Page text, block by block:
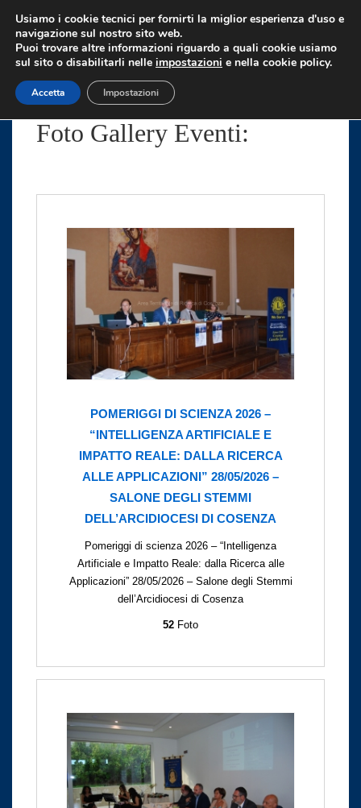
Vai
contenuto
principale
Foto Gallery Eventi:
POMERIGGI DI SCIENZA 2026 –
“INTELLIGENZA ARTIFICIALE E
IMPATTO REALE: DALLA RICERCA
ALLE APPLICAZIONI” 28/05/2026 –
SALONE DEGLI STEMMI
DELL’ARCIDIOCESI DI COSENZA
Pomeriggi di scienza 2026 – “Intelligenza
Artificiale e Impatto Reale: dalla Ricerca alle
Applicazioni” 28/05/2026 – Salone degli Stemmi
dell’Arcidiocesi di Cosenza
52 Foto
Usiamo i cookie tecnici per fornirti la miglior esperienza d'uso e
navigazione sul nostro sito web.
Puoi trovare altre informazioni riguardo a quali cookie usiamo
sul sito o disabilitarli nelle impostazioni e nella cookie policy.
Accetta Impostazioni